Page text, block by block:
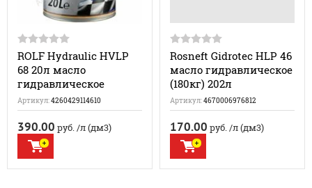
ROLF Hydraulic HVLP
68 20л масло
гидравлическое
Артикул:4260429114610
390.00 руб./л (дм3)
Rosneft Gidrotec HLP 46
масло гидравлическое
(180кг) 202л
Артикул:4670006976812
170.00 руб./л (дм3)